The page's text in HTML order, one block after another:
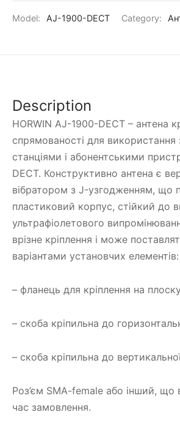
Model: AJ-1900-DECT Category:
Description
HORWIN AJ-1900-DECT – антена
спрямованості для використання
станціями і абонентськими
DECT. Конструктивно антена є
вібратором з J-узгодженням, що
пластиковий корпус, стійкий до
ультрафіолетового
врізне кріплення і може
варіантами установчих елементів:
– фланець для кріплення на
– скоба кріпильна до
– скоба кріпильна до
Роз’єм SMA-female або інший, що
час замовлення.